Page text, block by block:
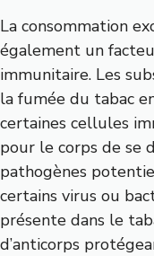
La consommation
également un
immunitaire. Les
la fumée du tabac
certaines cellules
pour le corps de se
pathogènes
certains virus ou
présente dans le
d’anticorps